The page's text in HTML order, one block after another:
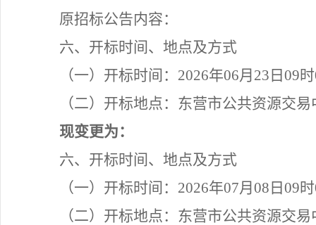
原招标公告内容：
六、开标时间、地点及方式
（一）开标时间： 2026年06月23日09
（二）开标地点：东营市公共资源交
现变更为：
六、开标时间、地点及方式
（一）开标时间： 2026年07月08日09
（二）开标地点：东营市公共资源交